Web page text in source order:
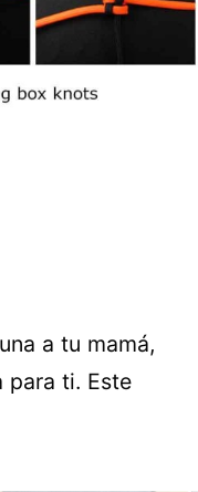
a tu mamá,
para ti. Este